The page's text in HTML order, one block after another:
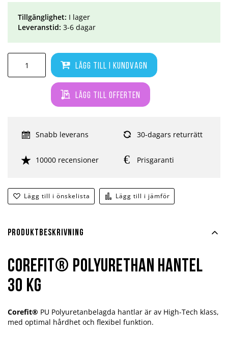
Lägg till i kundvagn
Lägg till offerten
Lägg till i önskelista Lägg till i jämför
Tillgänglighet: I lager
Leveranstid: 3-6 dagar
Snabb leverans 30-dagars returrätt
10000 recensioner Prisgaranti
Produktbeskrivning
Corefit® Polyurethan hantel
30 kg
Corefit® PU Polyuretanbelagda hantlar är av High-Tech klass,
med optimal hårdhet och flexibel funktion.